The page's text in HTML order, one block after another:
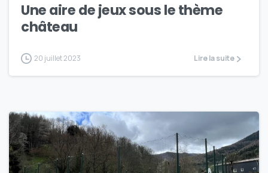
Une aire de jeux sous le thème
château
20 juillet 2023 Lire la suite